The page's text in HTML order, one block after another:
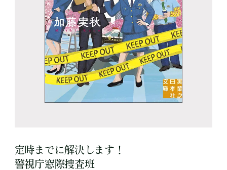
定時までに解決します！
警視庁窓際捜査班